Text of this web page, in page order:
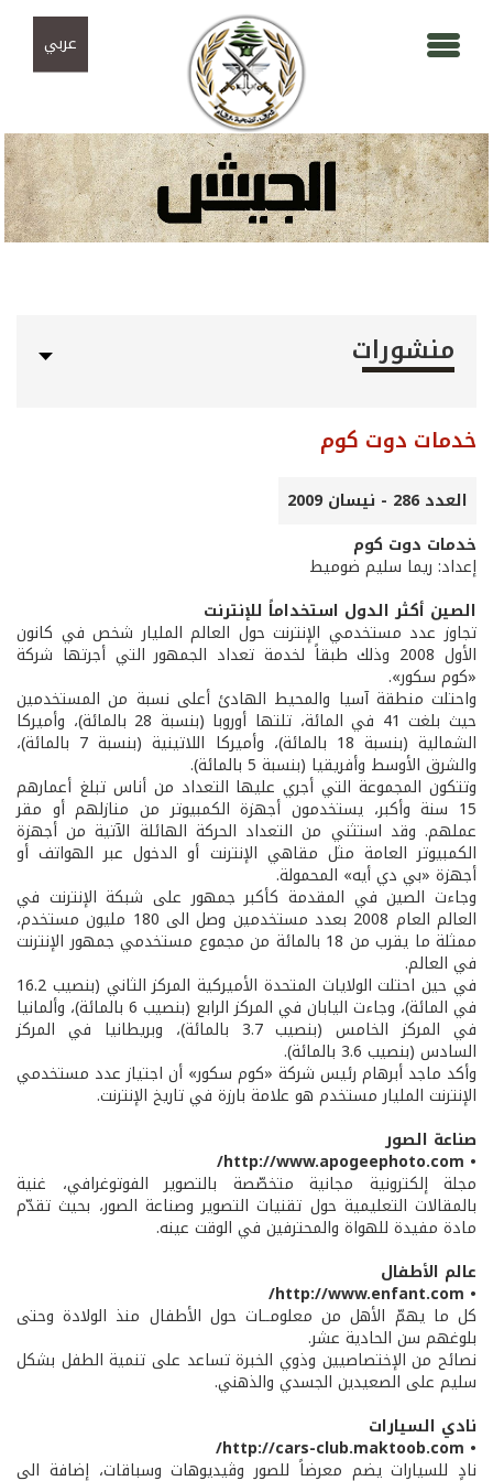
عربي
منشورات
خدمات دوت كوم
العدد 286 - نيسان 2009
خدمات دوت كوم
إعداد: ريما سليم ضوميط
الصين أكثر الدول استخداماً للإنترنت
تجاوز عدد مستخدمي الإنترنت حول العالم المليار شخص في كانون
الأول 2008 وذلك طبقاً لخدمة تعداد الجمهور التي أجرتها شركة
«كوم سكور».
واحتلت منطقة آسيا والمحيط الهادئ أعلى نسبة من المستخدمين
حيث بلغت 41 في المائة، تلتها أوروبا (بنسبة 28 بالمائة)، وأميركا
الشمالية (بنسبة 18 بالمائة)، وأميركا اللاتينية (بنسبة 7 بالمائة)،
والشرق الأوسط وأفريقيا (بنسبة 5 بالمائة).
وتتكون المجموعة التي أجري عليها التعداد من أناس تبلغ أعمارهم
15 سنة وأكبر، يستخدمون أجهزة الكمبيوتر من منازلهم أو مقر
عملهم. وقد استثني من التعداد الحركة الهائلة الآتية من أجهزة
الكمبيوتر العامة مثل مقاهي الإنترنت أو الدخول عبر الهواتف أو
أجهزة «بي دي أيه» المحمولة.
وجاءت الصين في المقدمة كأكبر جمهور على شبكة الإنترنت في
العالم العام 2008 بعدد مستخدمين وصل الى 180 مليون مستخدم،
ممثلة ما يقرب من 18 بالمائة من مجموع مستخدمي جمهور الإنترنت
في العالم.
في حين احتلت الولايات المتحدة الأميركية المركز الثاني (بنصيب 16.2
في المائة)، وجاءت اليابان في المركز الرابع (بنصيب 6 بالمائة)، وألمانيا
في المركز الخامس (بنصيب 3.7 بالمائة)، وبريطانيا في المركز
السادس (بنصيب 3.6 بالمائة).
وأكد ماجد أبرهام رئيس شركة «كوم سكور» أن اجتياز عدد مستخدمي
الإنترنت المليار مستخدم هو علامة بارزة في تاريخ الإنترنت.
صناعة الصور
• http://www.apogeephoto.com/
مجلة إلكترونية مجانية متخصّصة بالتصوير الفوتوغرافي، غنية
بالمقالات التعليمية حول تقنيات التصوير وصناعة الصور، بحيث تقدّم
مادة مفيدة للهواة والمحترفين في الوقت عينه.
عالم الأطفال
• http://www.enfant.com/
كل ما يهمّ الأهل من معلومــات حول الأطفال منذ الولادة وحتى
بلوغهم سن الحادية عشر.
نصائح من الإختصاصيين وذوي الخبرة تساعد على تنمية الطفل بشكل
سليم على الصعيدين الجسدي والذهني.
نادي السيارات
• http://cars-club.maktoob.com/
نادٍ للسيارات يضم معرضاً للصور وڤيديوهات وسباقات، إضافة الى